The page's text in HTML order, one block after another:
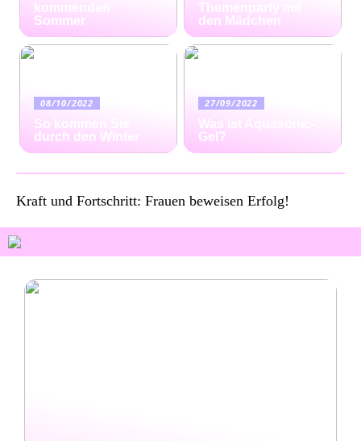
kommenden
Sommer
Themenparty mit
den Mädchen
08/10/2022
So kommen Sie
durch den Winter
27/09/2022
Was ist Aquasonic-
Gel?
Kraft und Fortschritt: Frauen beweisen Erfolg!